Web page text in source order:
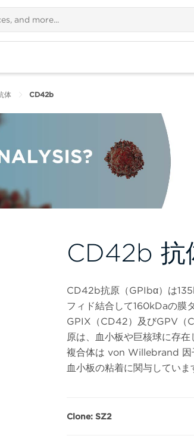
体 CD42b
CD42b 抗
CD42b抗原（GPIbα）は
フィド結合して160kDaの膜
GPIX（CD42）及びGPV（
原は、血小板や巨核球に存
複合体は von Willebrand 因
血小板の粘着に関与していま
Clone: SZ2